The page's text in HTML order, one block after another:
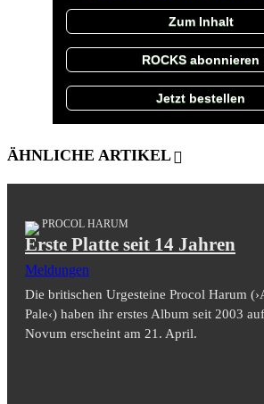
Zum Inhalt
ROCKS abonnieren
Jetzt bestellen
ÄHNLICHE ARTIKEL
PROCOL HARUM
Erste Platte seit 14 Jahren
Meldungen
Die britischen Urgesteine Procol Harum
Pale‹) haben ihr erstes Album seit 2003
Novum erscheint am 21. April.